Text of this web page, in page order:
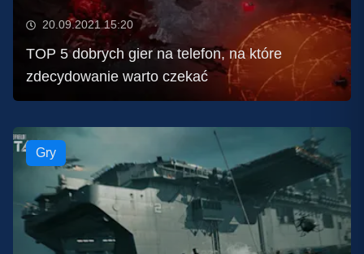
20.09.2021 15:20
TOP 5 dobrych gier na telefon, na które
zdecydowanie warto czekać
Gry